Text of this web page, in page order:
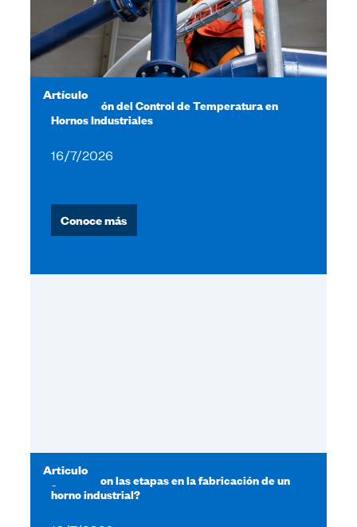
Artículo
Verificación del Control de Temperatura en
Hornos Industriales
16/7/2026
Conoce más
Articulo
¿Cuáles son las etapas en la fabricación de un
horno industrial?